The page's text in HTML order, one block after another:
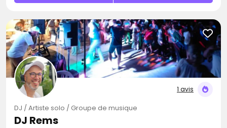
1 avis
DJ / Artiste solo / Groupe de musique
DJ Rems